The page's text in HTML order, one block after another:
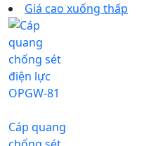
Giá cao xuống thấp
Cáp quang